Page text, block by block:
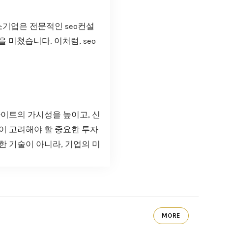
업은 전문적인 seo컨설
미쳤습니다. 이처럼, seo
트의 가시성을 높이고, 신
고려해야 할 중요한 투자
기술이 아니라, 기업의 미
MORE